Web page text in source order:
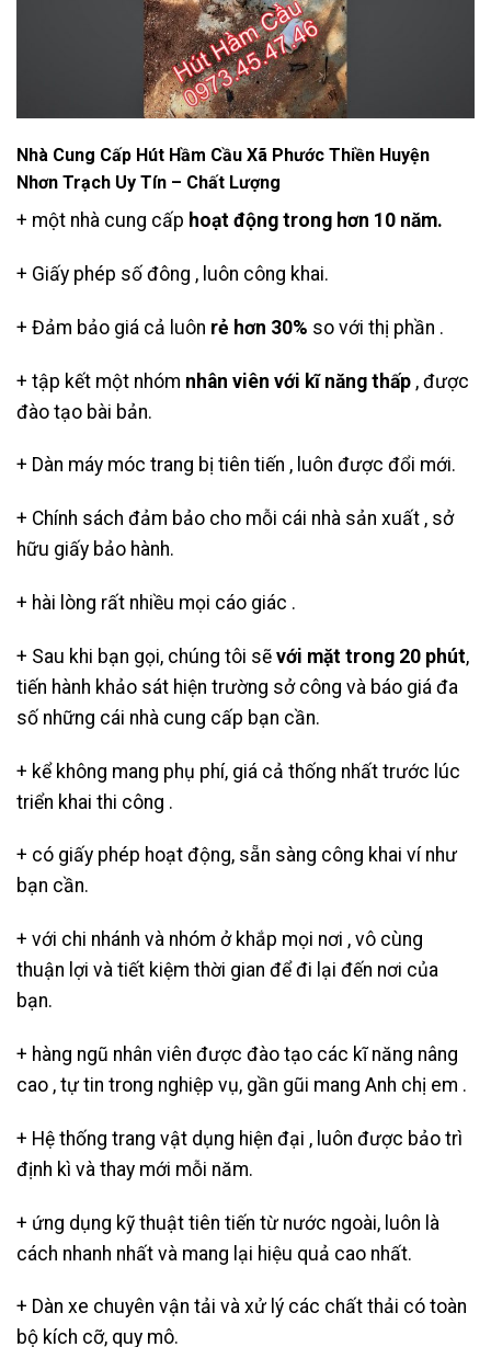
Nhà Cung Cấp Hút Hầm Cầu Xã Phước Thiền Huyện
Nhơn Trạch Uy Tín – Chất Lượng
+ một nhà cung cấp hoạt động trong hơn 10 năm.
+ Giấy phép số đông , luôn công khai.
+ Đảm bảo giá cả luôn rẻ hơn 30% so với thị phần .
+ tập kết một nhóm nhân viên với kĩ năng thấp , được
đào tạo bài bản.
+ Dàn máy móc trang bị tiên tiến , luôn được đổi mới.
+ Chính sách đảm bảo cho mỗi cái nhà sản xuất , sở
hữu giấy bảo hành.
+ hài lòng rất nhiều mọi cáo giác .
+ Sau khi bạn gọi, chúng tôi sẽ với mặt trong 20 phút,
tiến hành khảo sát hiện trường sở công và báo giá đa
số những cái nhà cung cấp bạn cần.
+ kể không mang phụ phí, giá cả thống nhất trước lúc
triển khai thi công .
+ có giấy phép hoạt động, sẵn sàng công khai ví như
bạn cần.
+ với chi nhánh và nhóm ở khắp mọi nơi , vô cùng
thuận lợi và tiết kiệm thời gian để đi lại đến nơi của
bạn.
+ hàng ngũ nhân viên được đào tạo các kĩ năng nâng
cao , tự tin trong nghiệp vụ, gần gũi mang Anh chị em .
+ Hệ thống trang vật dụng hiện đại , luôn được bảo trì
định kì và thay mới mỗi năm.
+ ứng dụng kỹ thuật tiên tiến từ nước ngoài, luôn là
cách nhanh nhất và mang lại hiệu quả cao nhất.
+ Dàn xe chuyên vận tải và xử lý các chất thải có toàn
bộ kích cỡ, quy mô.